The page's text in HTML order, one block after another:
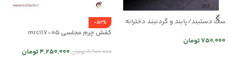
ست دستبند/پابند و گردنبند دخترانه
750,000تومان
-52%
کفش چرم مجلسی mrc117-05
8,900,000تومان4,250,000تومان